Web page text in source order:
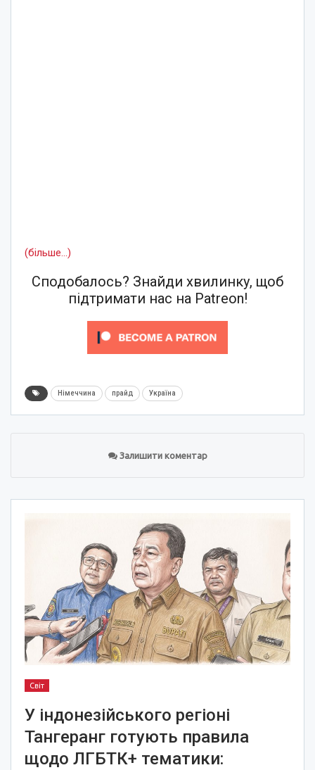
(більше…)
Сподобалось? Знайди хвилинку, щоб
підтримати нас на Patreon!
Німеччина прайд Україна
Залишити коментар
Світ
У індонезійського регіоні
Тангеранг готують правила
щодо ЛГБТК+ тематики: